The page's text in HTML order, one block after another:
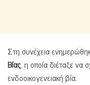
Στη συνέχεια
Βίας, η οποία διέταξε να
ενδοοικογενειακή βία.